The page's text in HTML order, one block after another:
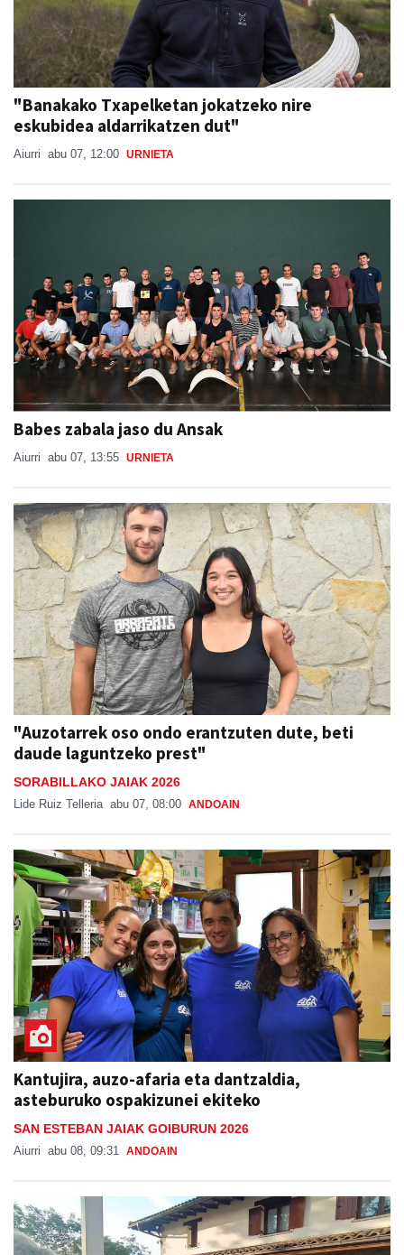
"Banakako Txapelketan jokatzeko nire
eskubidea aldarrikatzen dut"
Aiurri abu 07, 12:00 URNIETA
Babes zabala jaso du Ansak
Aiurri abu 07, 13:55 URNIETA
"Auzotarrek oso ondo erantzuten dute, beti
daude laguntzeko prest"
SORABILLAKO JAIAK 2026
Lide Ruiz Telleria abu 07, 08:00 ANDOAIN
Kantujira, auzo-afaria eta dantzaldia,
asteburuko ospakizunei ekiteko
SAN ESTEBAN JAIAK GOIBURUN 2026
Aiurri abu 08, 09:31 ANDOAIN